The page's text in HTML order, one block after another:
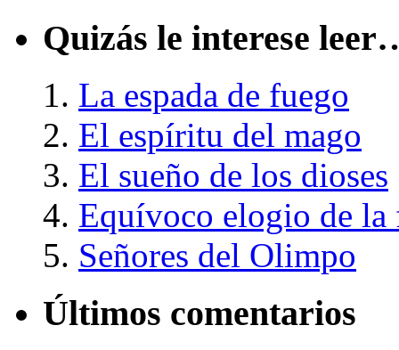
Quizás le interese
La espada de fuego
El espíritu del mago
El sueño de los dioses
Equívoco elogio de la
Señores del Olimpo
Últimos comentarios